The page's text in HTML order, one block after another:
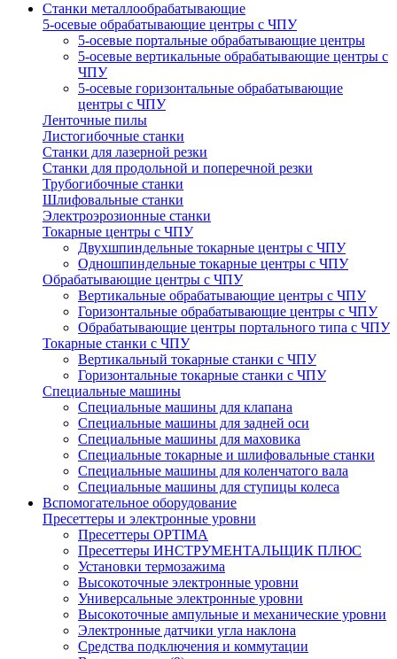
Станки металлообрабатывающие
5-осевые обрабатывающие центры с ЧПУ
5-осевые портальные обрабатывающие центры
5-осевые вертикальные обрабатывающие центры с
ЧПУ
5-осевые горизонтальные обрабатывающие
центры с ЧПУ
Ленточные пилы
Листогибочные станки
Станки для лазерной резки
Станки для продольной и поперечной резки
Трубогибочные станки
Шлифовальные станки
Электроэрозионные станки
Токарные центры с ЧПУ
Двухшпиндельные токарные центры с ЧПУ
Одношпиндельные токарные центры с ЧПУ
Обрабатывающие центры с ЧПУ
Вертикальные обрабатывающие центры с ЧПУ
Горизонтальные обрабатывающие центры с ЧПУ
Обрабатывающие центры портального типа с ЧПУ
Токарные станки с ЧПУ
Вертикальный токарные станки с ЧПУ
Горизонтальные токарные станки с ЧПУ
Специальные машины
Специальные машины для клапана
Специальные машины для задней оси
Специальные машины для маховика
Специальные токарные и шлифовальные станки
Специальные машины для коленчатого вала
Специальные машины для ступицы колеса
Вспомогательное оборудование
Пресеттеры и электронные уровни
Пресеттеры OPTIMA
Пресеттеры ИНСТРУМЕНТАЛЬЩИК ПЛЮС
Установки термозажима
Высокоточные электронные уровни
Универсальные электронные уровни
Высокоточные ампульные и механические уровни
Электронные датчики угла наклона
Средства подключения и коммутации